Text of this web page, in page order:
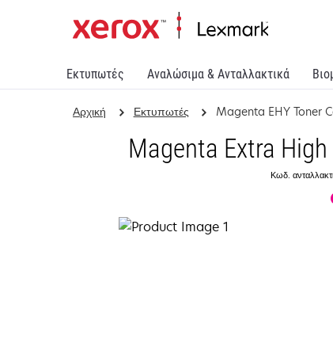
Εκτυπωτές Αναλώσιμα & Ανταλλακτικά
Αρχική Εκτυπωτές Magenta EHY Toner
Magenta Extra
Κωδ.